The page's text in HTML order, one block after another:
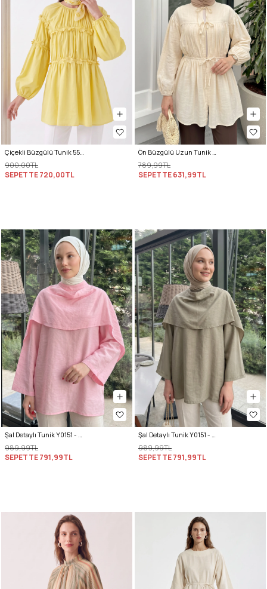
Çiçekli Büzgülü Tunik 5501 - SARI
900,00TL
SEPETTE720,00TL
Ön Büzgülü Uzun Tunik 262338 - BEJ
789,99TL
SEPETTE631,99TL
Şal Detaylı Tunik Y0151 - AÇIK PEMBE
989,99TL
SEPETTE791,99TL
Şal Detaylı Tunik Y0151 - AÇIK HAKİ
989,99TL
SEPETTE791,99TL